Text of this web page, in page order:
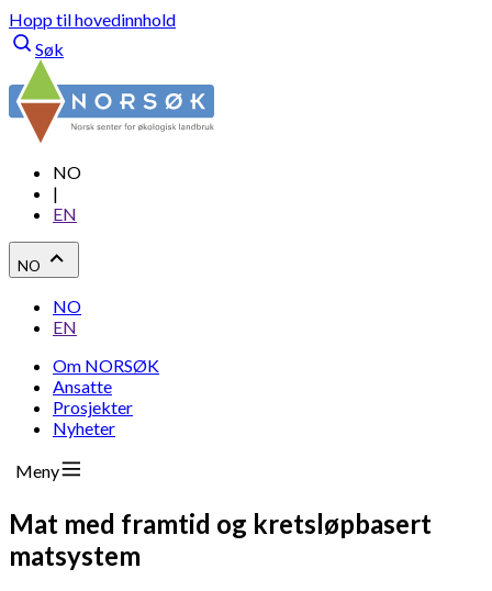
Hopp til hovedinnhold
Søk
NO
|
EN
NO
NO
EN
Om NORSØK
Ansatte
Prosjekter
Nyheter
Meny
Mat med framtid og kretsløpbasert
matsystem